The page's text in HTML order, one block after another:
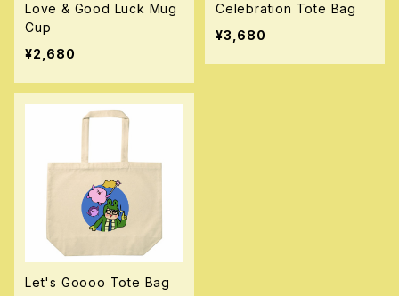
Love & Good Luck Mug
Cup
¥2,680
Celebration Tote Bag
¥3,680
Let's Goooo Tote Bag